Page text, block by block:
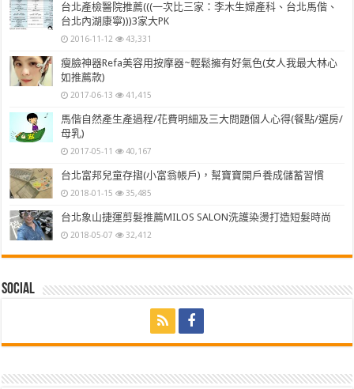
台北產檢醫院推薦(((一次比三家：李木生婦產科、台北馬偕、
台北內湖康寧)))3家大PK
2016-11-12 43,331
瘦臉神器Refa美容用按摩器~輕鬆擁有好氣色(女人我最大林心
如推薦款)
2017-06-13 41,415
馬偕自然產生產過程/花費明細及三大問題個人心得(餐點/選房/
母乳)
2017-05-11 40,167
台北富邦兒童存摺(小富翁帳戶)，幫寶寶開戶養成儲蓄習慣
2018-01-15 35,485
台北象山捷運剪髮推薦MILOS SALON洗護染燙打造短髮時尚
2018-05-07 32,412
Social